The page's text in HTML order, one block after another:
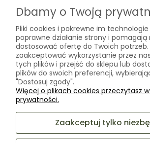
ul.
05-825
O nas
Kontakt
Biogram Henryk Różański
Blog
O firmie
Dbamy o Twoją
Pliki cookies i pokrewne im
poprawne działanie strony i pomagają
dostosować ofertę do Twoich potrzeb.
zaakceptować wykorzystanie przez
tych plików i przejść do sklepu lub
plików do swoich preferencji,
"Dostosuj zgody".
Więcej o plikach cookies przeczytasz
prywatności.
Zaakceptuj tylko